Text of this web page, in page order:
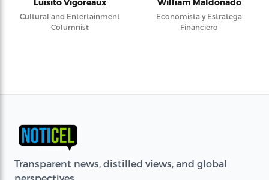
Cultural and Entertainment
Columnist
Economista y Estratega
Financiero
Transparent news, distilled views, and global
perspectives.